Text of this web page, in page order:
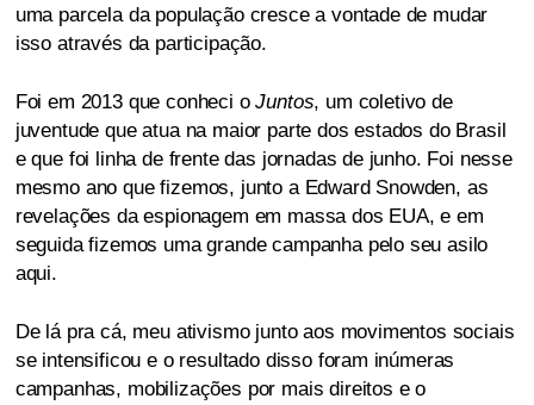
uma parcela da população cresce a vontade de mudar
isso através da participação.
Foi em 2013 que conheci oJuntos, um coletivo de
juventude que atua na maior parte dos estados do Brasil
e que foi linha de frente das jornadas de junho. Foi nesse
mesmo ano que fizemos, junto a Edward Snowden, as
revelações da espionagem em massa dos EUA, e em
seguida fizemos uma grande campanha pelo seu asilo
aqui.
De lá pra cá, meu ativismo junto aos movimentos sociais
se intensificou e o resultado disso foram inúmeras
campanhas, mobilizações por mais direitos e o